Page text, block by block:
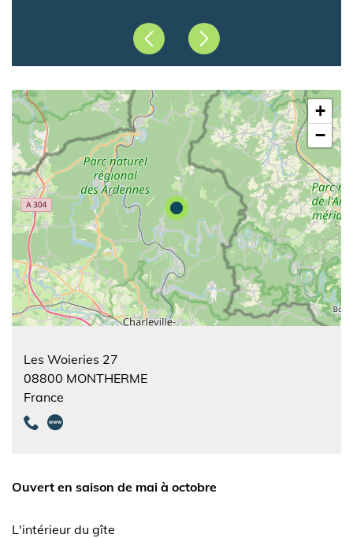
PrécédentSuivant
+
−
Les Woieries 27
08800 MONTHERME
France
Ouvert en saison de mai à octobre
L'intérieur du gîte